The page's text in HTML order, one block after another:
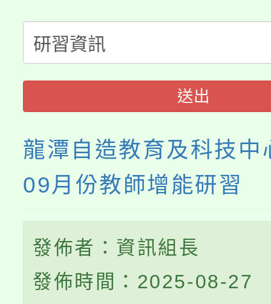
半價優惠，詳情可洽有
者。
份教師增能研習
份教師研習
淨零綠生活教案入校路
會
115年食農教育專業人
程
送出
龍潭自造教育及科技
09月份教師增能研習
發佈者：資訊組長
發佈時間：2025-08-27